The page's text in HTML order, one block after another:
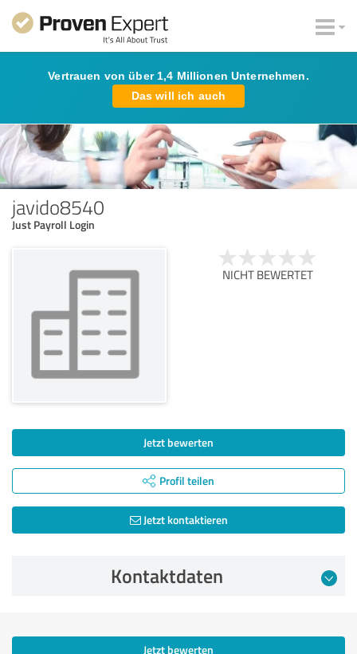
Vertrauen von über 1,4 Millionen Unternehmen.
Das will ich auch
javido8540
Just Payroll Login
NICHT BEWERTET
Jetzt bewerten
Profil teilen
Jetzt kontaktieren
Kontaktdaten
Jetzt bewerten